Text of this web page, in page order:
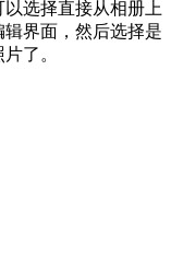
选择直接从相册上
界面，然后选择是
了。